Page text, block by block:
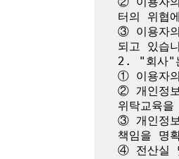
터의 위협
③ 이용자
되고 있습
2. "회사"
① 이용자
② 개인정
위탁교육
③ 개인정
책임을 명
④ 전산실